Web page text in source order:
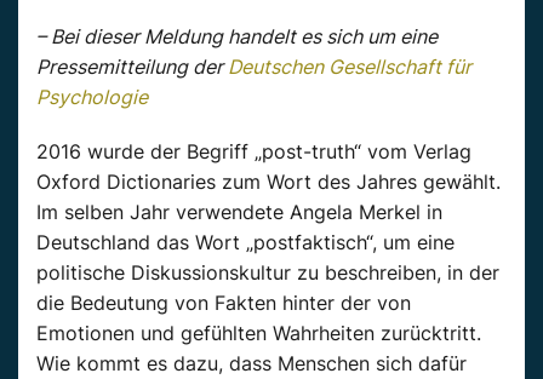
– Bei dieser Meldung handelt es sich um eine
Pressemitteilung derDeutschen Gesellschaft für
Psychologie
2016 wurde der Begriff „post-truth“ vom Verlag
Oxford Dictionaries zum Wort des Jahres gewählt.
Im selben Jahr verwendete Angela Merkel in
Deutschland das Wort „postfaktisch“, um eine
politische Diskussionskultur zu beschreiben, in der
die Bedeutung von Fakten hinter der von
Emotionen und gefühlten Wahrheiten zurücktritt.
Wie kommt es dazu, dass Menschen sich dafür